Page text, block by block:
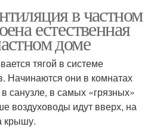
в частном
естественная
доме
тягой в системе
Начинаются они в комнатах
санузле, в самых «грязных»
воздуховоды идут вверх, на
крышу.